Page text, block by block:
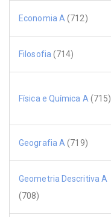
Economia A (712)
Filosofia (714)
Física e Química A (715)
Geografia A (719)
Geometria Descritiva A
(708)